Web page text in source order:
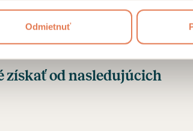
Odmietnuť
prostredníctvom zabezpečených
Hedepy.
získať od nasledujúcich